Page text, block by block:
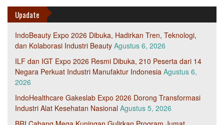
Upadate
IndoBeauty Expo 2026 Dibuka, Hadirkan Tren, Teknologi,
dan Kolaborasi Industri Beauty Agustus 6, 2026
ILF dan IGT Expo 2026 Resmi Dibuka, 210 Peserta dari 14
Negara Perkuat Industri Manufaktur Indonesia Agustus 6,
2026
IndoHealthcare Gakeslab Expo 2026 Dorong Transformasi
Industri Alat Kesehatan Nasional Agustus 5, 2026